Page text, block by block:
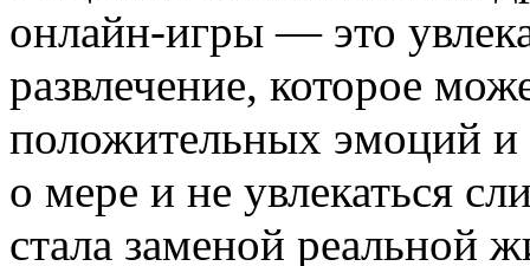
онлайн-игры — это
развлечение, которое
положительных эмоций и
о мере и не увлекаться
стала заменой реальной